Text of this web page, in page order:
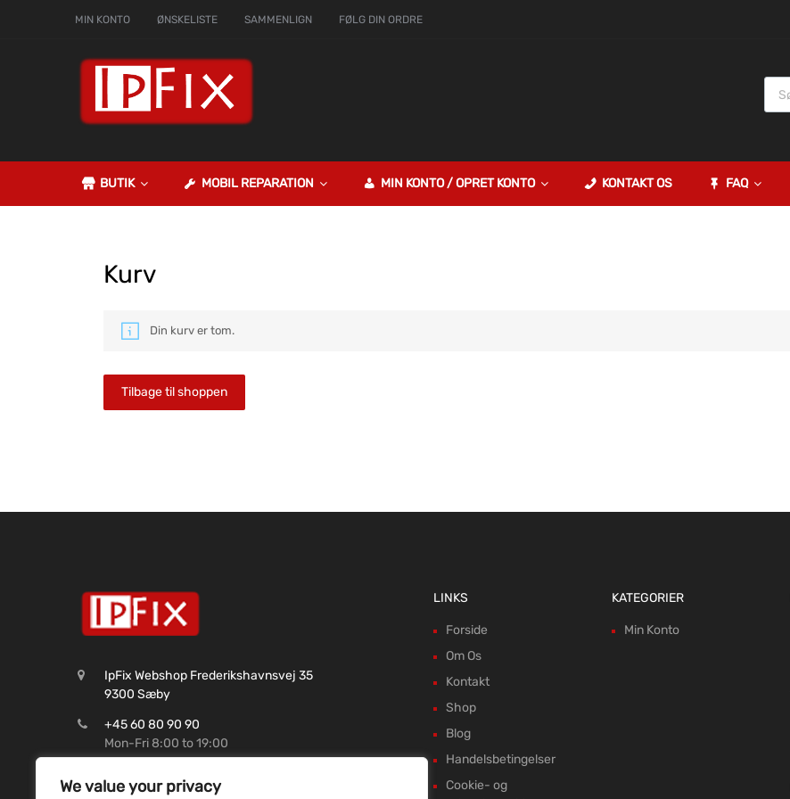
We value your privacy
MIN KONTO ØNSKELISTE SAMMENLIGN FØLG DIN ORDRE
BUTIK MOBIL REPARATION MIN KONTO / OPRET KONTO KONTAKT OS FAQ
Kurv
Din kurv er tom.
Tilbage til shoppen
IpFix Webshop Frederikshavnsvej 35
9300 Sæby
+45 60 80 90 90
Mon-Fri 8:00 to 19:00
LINKS
Forside
Om Os
Kontakt
Shop
Blog
Handelsbetingelser
Cookie- og
KATEGORIER
Min Konto